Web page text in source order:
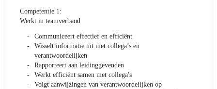
Competentie 1:
Werkt in teamverband
Communiceert effectief en efficiënt
Wisselt informatie uit met collega’s en
verantwoordelijken
Rapporteert aan leidinggevenden
Werkt efficiënt samen met collega's
Volgt aanwijzingen van verantwoordelijken op